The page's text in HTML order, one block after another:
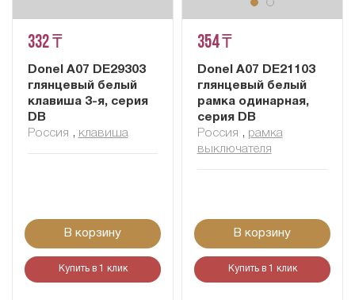
332 ₸
Donel A07 DE29303
глянцевый белый
клавиша 3-я, серия
DB
Россия , клавиша
В корзину
Купить в 1 клик
354 ₸
Donel A07 DE21103
глянцевый белый
рамка одинарная,
серия DB
Россия , рамка
выключателя
В корзину
Купить в 1 клик